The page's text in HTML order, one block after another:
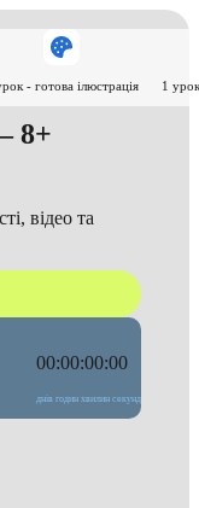
8+
відео та
00:00:00:00
днів годин хвилин секунд
- готова ілюстрація 1